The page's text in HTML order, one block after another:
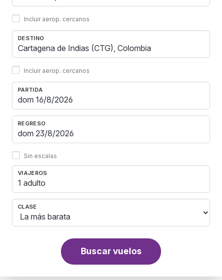
Incluir aerop. cercanos
DESTINO
Incluir aerop. cercanos
PARTIDA
REGRESO
Sin escalas
VIAJEROS
1 adulto
CLASE
Buscar vuelos